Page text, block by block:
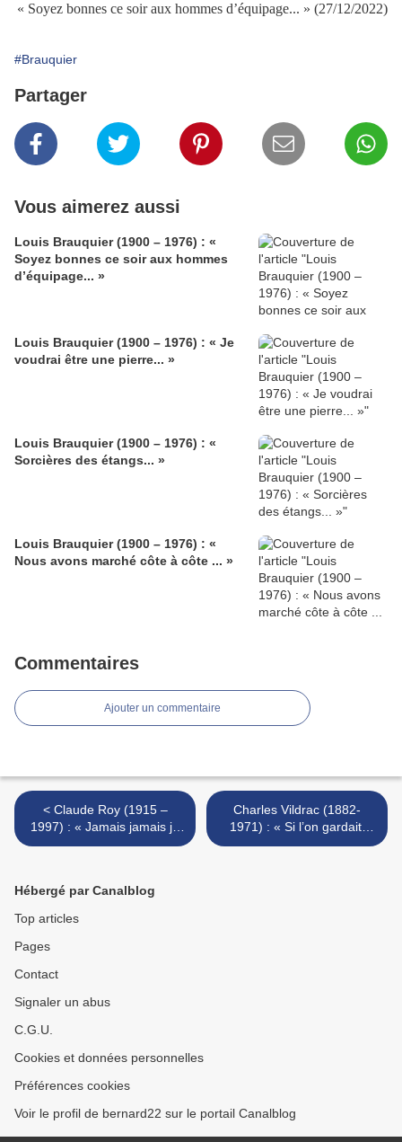
« Soyez bonnes ce soir aux hommes d’équipage... » (27/12/2022)
#Brauquier
Partager
Vous aimerez aussi
Louis Brauquier (1900 – 1976) : «
Soyez bonnes ce soir aux hommes
d’équipage... »
Louis Brauquier (1900 – 1976) : « Je
voudrai être une pierre... »
Louis Brauquier (1900 – 1976) : «
Sorcières des étangs... »
Louis Brauquier (1900 – 1976) : «
Nous avons marché côte à côte ... »
Commentaires
Ajouter un commentaire
< Claude Roy (1915 –
1997) : « Jamais jamais je
ne pourrai... »
Charles Vildrac (1882-
1971) : « Si l’on gardait,
depuis des temps... » >
Hébergé par Canalblog
Top articles
Pages
Contact
Signaler un abus
C.G.U.
Cookies et données personnelles
Préférences cookies
Voir le profil de bernard22 sur le portail Canalblog